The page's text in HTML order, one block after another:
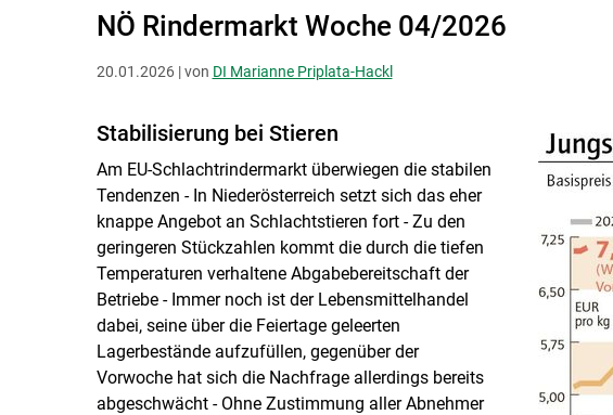
NÖ Rindermarkt Woche 04/2026
20.01.2026 | von DI Marianne Priplata-Hackl
Stabilisierung bei Stieren
Am EU-Schlachtrindermarkt überwiegen die stabilen
Tendenzen - In Niederösterreich setzt sich das eher
knappe Angebot an Schlachtstieren fort - Zu den
geringeren Stückzahlen kommt die durch die tiefen
Temperaturen verhaltene Abgabebereitschaft der
Betriebe - Immer noch ist der Lebensmittelhandel
dabei, seine über die Feiertage geleerten
Lagerbestände aufzufüllen, gegenüber der
Vorwoche hat sich die Nachfrage allerdings bereits
abgeschwächt - Ohne Zustimmung aller Abnehmer